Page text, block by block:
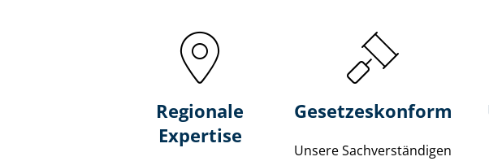
Regionale
Expertise
Gesetzes­konform
Unsere Sach­ver­stän­di­gen